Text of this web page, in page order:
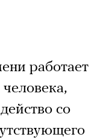
работает
со